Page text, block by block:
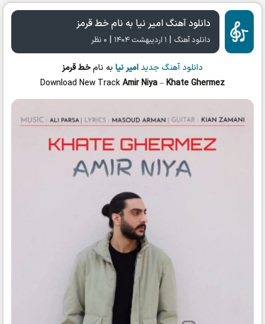
دانلود آهنگ امیر نیا به نام خط قرمز
دانلود آهنگ | ۱ اردیبهشت ۱۴۰۴ | ۰ نظر
دانلود آهنگ جدیدامیر نیا به نامخط قرمز
Download New TrackAmir Niya–Khate Ghermez